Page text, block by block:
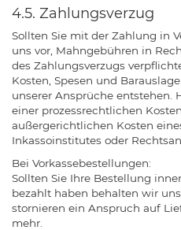
4.5. Zahlungsverzug
Sollten Sie mit der Zahlung in
uns vor, Mahngebühren in
des Zahlungsverzugs
Kosten, Spesen und
unserer Ansprüche entstehen.
einer prozessrechtlichen
außergerichtlichen Kosten
Inkassoinstitutes oder
Bei Vorkassebestellungen:
Sollten Sie Ihre Bestellung
bezahlt haben behalten wir
stornieren ein Anspruch auf
mehr.